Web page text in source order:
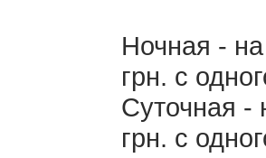
Ночная -
грн. с
Суточная -
грн. с